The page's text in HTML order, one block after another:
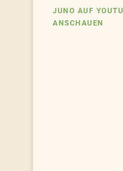
JUNO AUF
ANSCHAUEN